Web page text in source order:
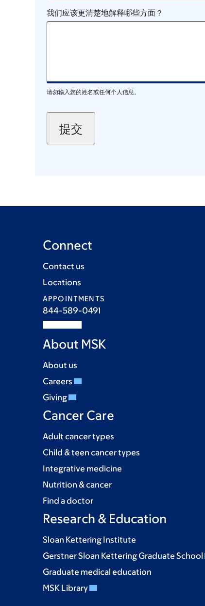
我们应该更清楚地解释哪些方面？
请勿输入您的姓名或任何个人信息。
Connect
Contact us
Locations
APPOINTMENTS
844-589-0491
About MSK
About us
Careers
Giving
Cancer Care
Adult cancer types
Child & teen cancer types
Integrative medicine
Nutrition & cancer
Find a doctor
Research & Education
Sloan Kettering Institute
Gerstner Sloan Kettering Graduate School
Graduate medical education
MSK Library